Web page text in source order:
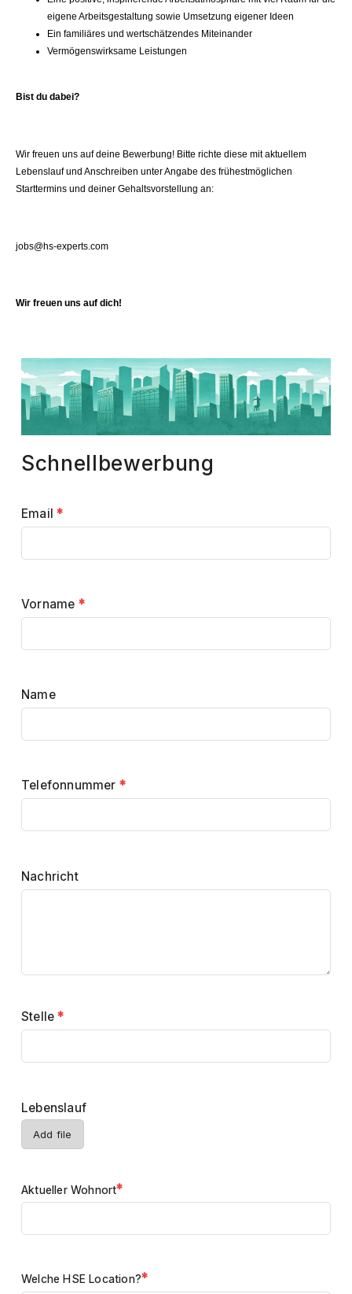
eigene Arbeitsgestaltung sowie Umsetzung eigener Ideen
Ein familiäres und wertschätzendes Miteinander
Vermögenswirksame Leistungen
Bist du dabei?
Wir freuen uns auf deine Bewerbung! Bitte richte diese mit aktuellem
Lebenslauf und Anschreiben unter Angabe des frühestmöglichen
Starttermins und deiner Gehaltsvorstellung an:
jobs@hs-experts.com
Wir freuen uns auf dich!
Schnellbewerbung
Email*
Vorname *
Name
Telefonnummer *
Nachricht
Stelle*
Lebenslauf
Add file
Aktueller Wohnort*
Welche HSE Location?*